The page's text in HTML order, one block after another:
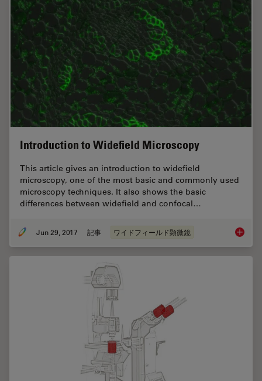
Introduction to Widefield Microscopy
This article gives an introduction to widefield
microscopy, one of the most basic and commonly used
microscopy techniques. It also shows the basic
differences between widefield and confocal…
Jun 29, 2017 記事 ワイドフィールド顕微鏡